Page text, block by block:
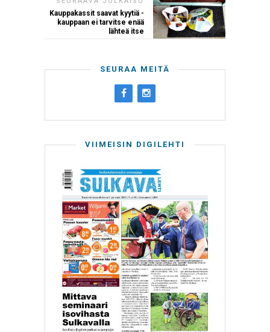
Kauppakassit saavat kyytiä -
kauppaan ei tarvitse enää
lähteä itse
SEURAA MEITÄ
VIIMEISIN DIGILEHTI